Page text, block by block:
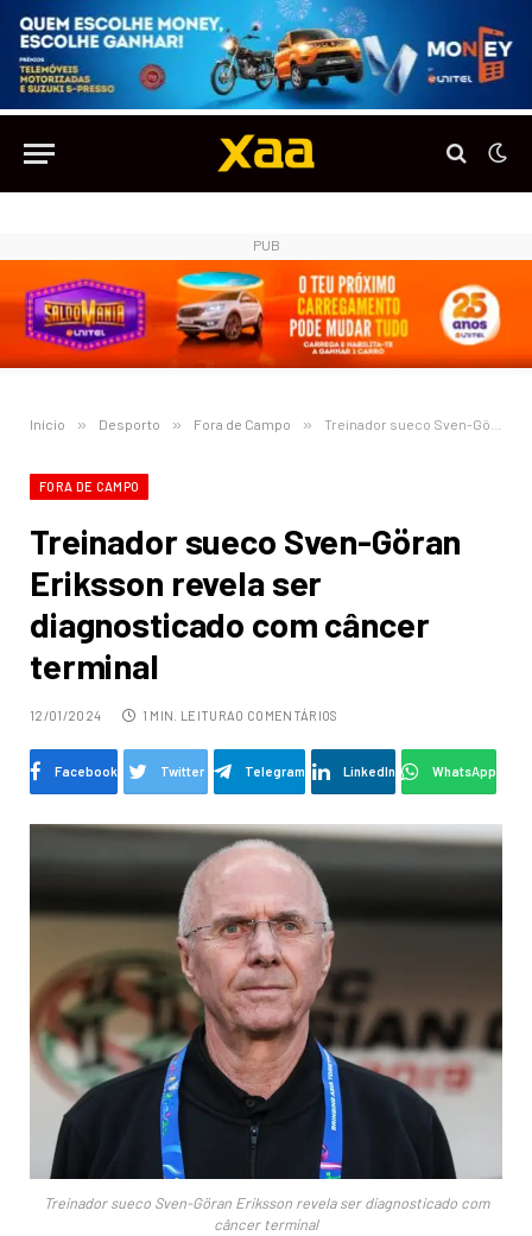
PUB
Início » Desporto » Fora de Campo » Treinador sueco Sven-Göran Eriksson revela ser diagnosticado com câncer terminal
FORA DE CAMPO
Treinador sueco Sven-Göran
Eriksson revela ser
diagnosticado com câncer
terminal
12/01/2024 1 MIN. LEITURA0 COMENTÁRIOS
Facebook Twitter Telegram LinkedIn WhatsApp
Treinador sueco Sven-Göran Eriksson revela ser diagnosticado com
câncer terminal